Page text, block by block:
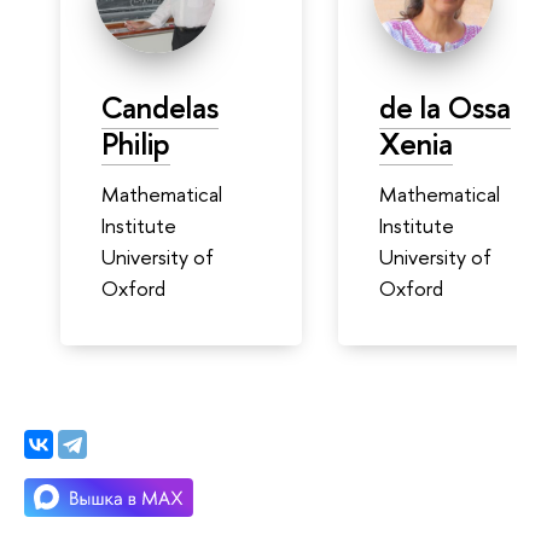
Candelas
Philip
Mathematical
Institute
University of
Oxford
de la Ossa
Xenia
Mathematical
Institute
University of
Oxford